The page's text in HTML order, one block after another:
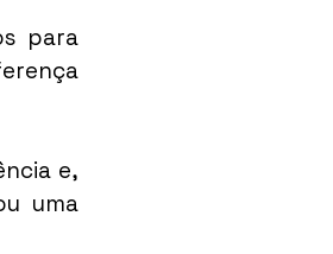
para
e,
uma